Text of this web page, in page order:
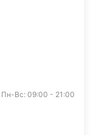
Пн-Вс: 09:00 - 21:00